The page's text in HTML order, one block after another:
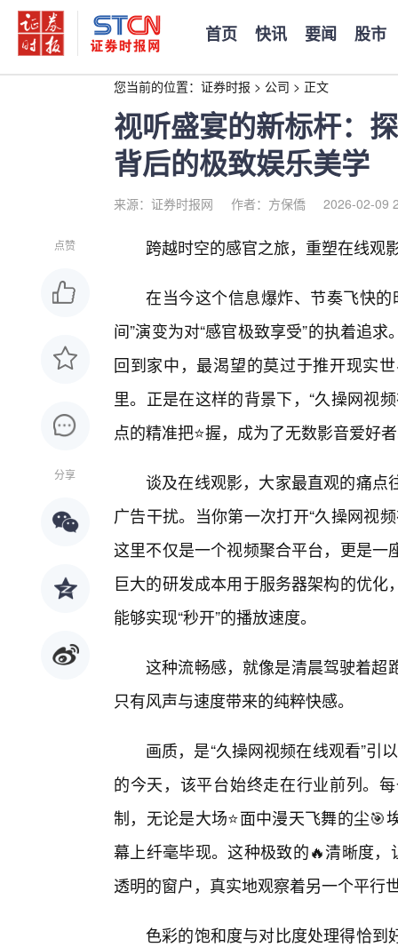
首页 快讯 要闻 股市
您当前的位置： 证券时报 > 公司 > 正文
视听盛宴的新标杆：
背后的极致娱乐美学
来源：证券时报网 作者：方保僑 2026-02-09
点赞
分享
跨越时空的感官之旅，重塑在线观
在当今这个信息爆炸、节奏飞快
间”演变为对“感官极致享受”的执着追
回到家中，最渴望的莫过于推开现实
里。正是在这样的背景下，“久操网视
点的精准把⭐握，成为了无数影音爱好
谈及在线观影，大家最直观的痛点
广告干扰。当你第一次打开“久操网视
这里不仅是一个视频聚合平台，更是
巨大的研发成本用于服务器架构的优
能够实现“秒开”的播放速度。
这种流畅感，就像是清晨驾驶着超
只有风声与速度带来的纯粹快感。
画质，是“久操网视频在线观看”引
的今天，该平台始终走在行业前列。
制，无论是大场⭐面中漫天飞舞的尘
幕上纤毫毕现。这种极致的🔥清晰度
透明的窗户，真实地观察着另一个平行
色彩的饱和度与对比度处理得恰到